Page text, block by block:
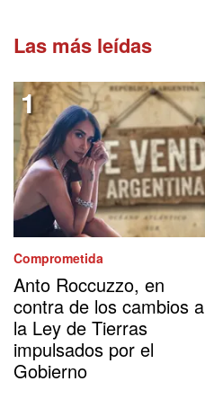
Las más leídas
Comprometida
Anto Roccuzzo, en
contra de los cambios a
la Ley de Tierras
impulsados por el
Gobierno